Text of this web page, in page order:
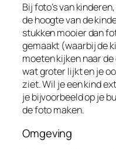
Bij foto’s van
de hoogte van de
stukken mooier dan
gemaakt (waarbij de
moeten kijken naar
wat groter lijkt en je
ziet. Wil je een kind
je bijvoorbeeld op je
de foto maken.
Omgeving